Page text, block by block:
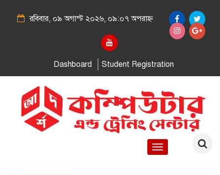
রবিবার, ০৯ অগাস্ট ২০২৬, ০৯:০৭ অপরাহ্ন
Dashboard Student Registration
Toggle